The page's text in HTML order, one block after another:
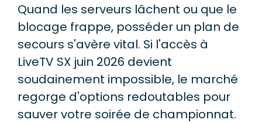
Quand les serveurs lâchent ou que le
blocage frappe, posséder un plan de
secours s'avère vital. Si l'accès à
LiveTV SX juin 2026 devient
soudainement impossible, le marché
regorge d'options redoutables pour
sauver votre soirée de championnat.